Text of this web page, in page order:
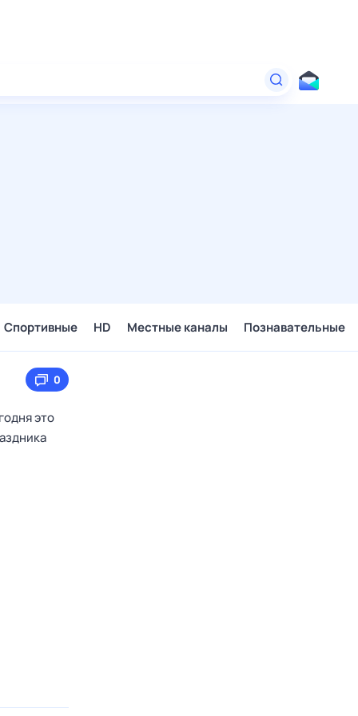
Спортивные HD Местные каналы Познавательные
0
это